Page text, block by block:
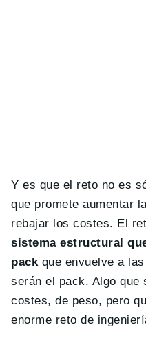
Y es que el reto no es
que promete aumentar
rebajar los costes. El
sistema estructural
packque envuelve a
serán el pack. Algo que
costes, de peso, pero
enorme reto de